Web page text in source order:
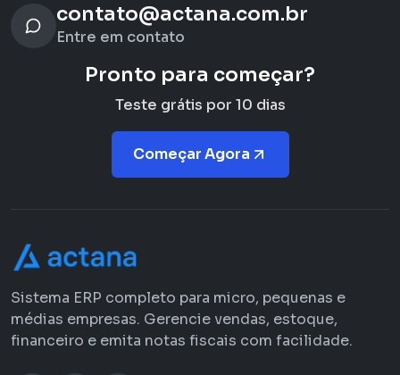
contato@actana.com.br
Entre em contato
Pronto para começar?
Teste grátis por 10 dias
Começar Agora
Sistema ERP completo para micro, pequenas e
médias empresas. Gerencie vendas, estoque,
financeiro e emita notas fiscais com facilidade.